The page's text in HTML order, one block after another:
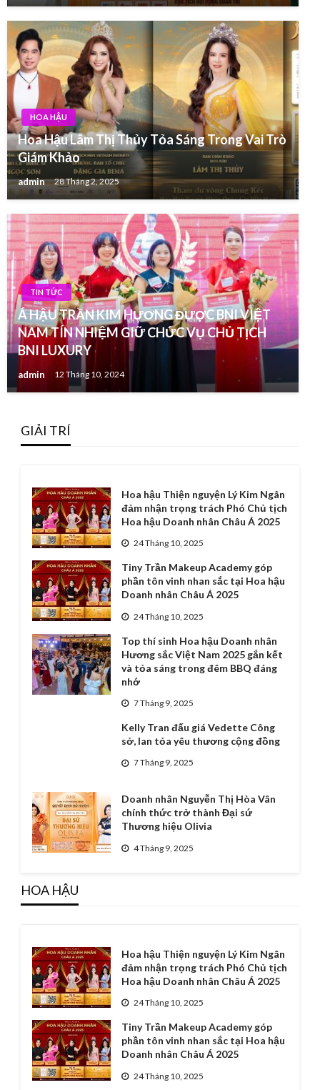
HOA HẬU
Hoa Hậu Lâm Thị Thủy Tỏa Sáng Trong Vai Trò
Giám Khảo
admin 28 Tháng 2, 2025
TIN TỨC
Á HẬU TRẦN KIM HƯƠNG ĐƯỢC BNI VIỆT
NAM TÍN NHIỆM GIỮ CHỨC VỤ CHỦ TỊCH
BNI LUXURY
admin 12 Tháng 10, 2024
GIẢI TRÍ
Hoa hậu Thiện nguyện Lý Kim Ngân
đảm nhận trọng trách Phó Chủ tịch
Hoa hậu Doanh nhân Châu Á 2025
24 Tháng 10, 2025
Tiny Trần Makeup Academy góp
phần tôn vinh nhan sắc tại Hoa hậu
Doanh nhân Châu Á 2025
24 Tháng 10, 2025
Top thí sinh Hoa hậu Doanh nhân
Hương sắc Việt Nam 2025 gắn kết
và tỏa sáng trong đêm BBQ đáng
nhớ
7 Tháng 9, 2025
Kelly Tran đấu giá Vedette Công
sở, lan tỏa yêu thương cộng đồng
7 Tháng 9, 2025
Doanh nhân Nguyễn Thị Hòa Vân
chính thức trở thành Đại sứ
Thương hiệu Olivia
4 Tháng 9, 2025
HOA HẬU
Hoa hậu Thiện nguyện Lý Kim Ngân
đảm nhận trọng trách Phó Chủ tịch
Hoa hậu Doanh nhân Châu Á 2025
24 Tháng 10, 2025
Tiny Trần Makeup Academy góp
phần tôn vinh nhan sắc tại Hoa hậu
Doanh nhân Châu Á 2025
24 Tháng 10, 2025